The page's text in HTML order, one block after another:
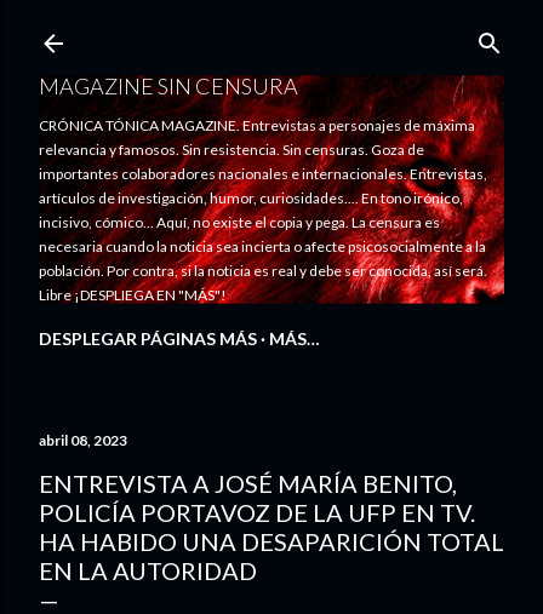
MAGAZINE SIN CENSURA
CRÓNICA TÓNICA MAGAZINE. Entrevistas a personajes de máxima
relevancia y famosos. Sin resistencia. Sin censuras. Goza de
importantes colaboradores nacionales e internacionales. Entrevistas,
artículos de investigación, humor, curiosidades.... En tono irónico,
incisivo, cómico... Aquí, no existe el copia y pega. La censura es
necesaria cuando la noticia sea incierta o afecte psicosocialmente a la
población. Por contra, si la noticia es real y debe ser conocida, así será.
Libre ¡DESPLIEGA EN "MÁS"!
DESPLEGAR PÁGINAS MÁS MÁS…
abril 08, 2023
ENTREVISTA A JOSÉ MARÍA BENITO,
POLICÍA PORTAVOZ DE LA UFP EN TV.
HA HABIDO UNA DESAPARICIÓN TOTAL
EN LA AUTORIDAD